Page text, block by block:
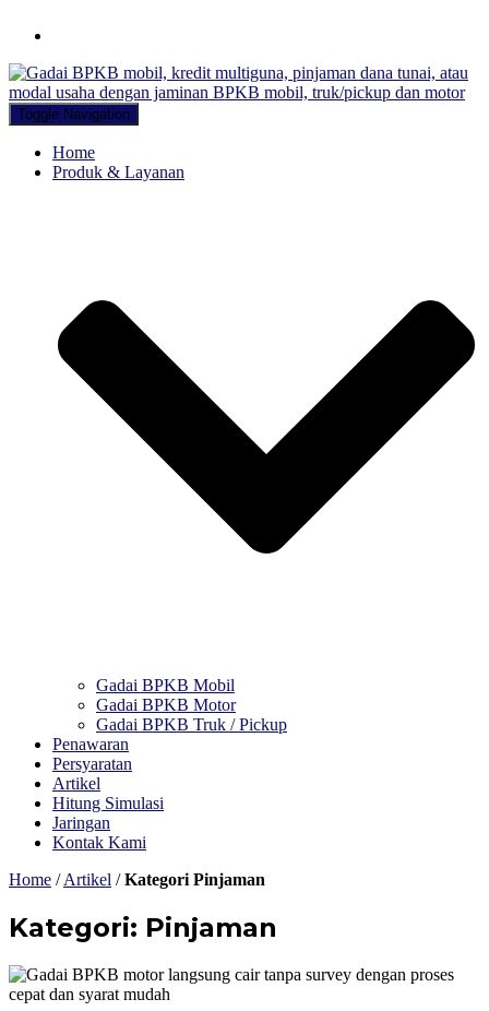
Toggle Navigation
Home
Produk & Layanan
Gadai BPKB Mobil
Gadai BPKB Motor
Gadai BPKB Truk / Pickup
Penawaran
Persyaratan
Artikel
Hitung Simulasi
Jaringan
Kontak Kami
Home /Artikel /Kategori Pinjaman
Kategori: Pinjaman